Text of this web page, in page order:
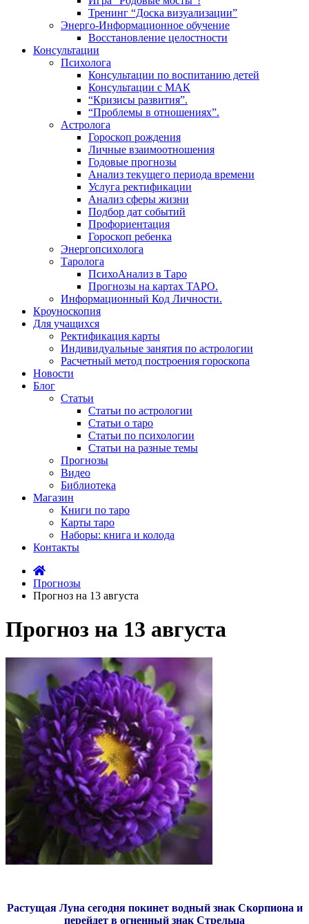
Тренинг “Доска визуализации”
Энерго-Информационное обучение
Восстановление целостности
Консультации
Психолога
Консультации по воспитанию детей
Консультации с МАК
“Кризисы развития”.
“Проблемы в отношениях”.
Астролога
Гороскоп рождения
Личные взаимоотношения
Годовые прогнозы
Анализ текущего периода времени
Услуга ректификации
Анализ сферы жизни
Подбор дат событий
Профориентация
Гороскоп ребенка
Энергопсихолога
Таролога
ПсихоАнализ в Таро
Прогнозы на картах ТАРО.
Информационный Код Личности.
Кроуноскопия
Для учащихся
Ректификация карты
Индивидуальные занятия по астрологии
Расчетный метод построения гороскопа
Новости
Блог
Статьи
Статьи по астрологии
Статьи о таро
Статьи по психологии
Статьи на разные темы
Прогнозы
Видео
Библиотека
Магазин
Книги по таро
Карты таро
Наборы: книга и колода
Контакты
Прогнозы
Прогноз на 13 августа
Прогноз на 13 августа
Растущая Луна сегодня покинет водный знак Скорпиона и
перейдет в огненный знак Стрельца